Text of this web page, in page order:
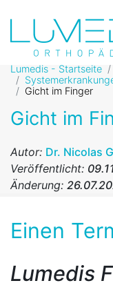
Lumedis - Startseite
Gicht im Finger
Gicht im
Autor: Dr. Nicolas
Veröffentlicht:
Änderung:
Einen
Lumedis